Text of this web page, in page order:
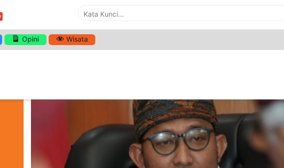
Opini Wisata
HASHTAG:PERTUMBUHAN EKONOMI